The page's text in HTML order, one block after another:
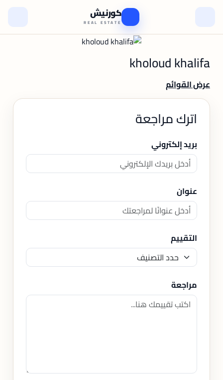
كورنيش
REAL ESTATE
kholoud khalifa
عرض القوائم
اترك مراجعة
بريد إلكتروني
عنوان
التقييم
مراجعة